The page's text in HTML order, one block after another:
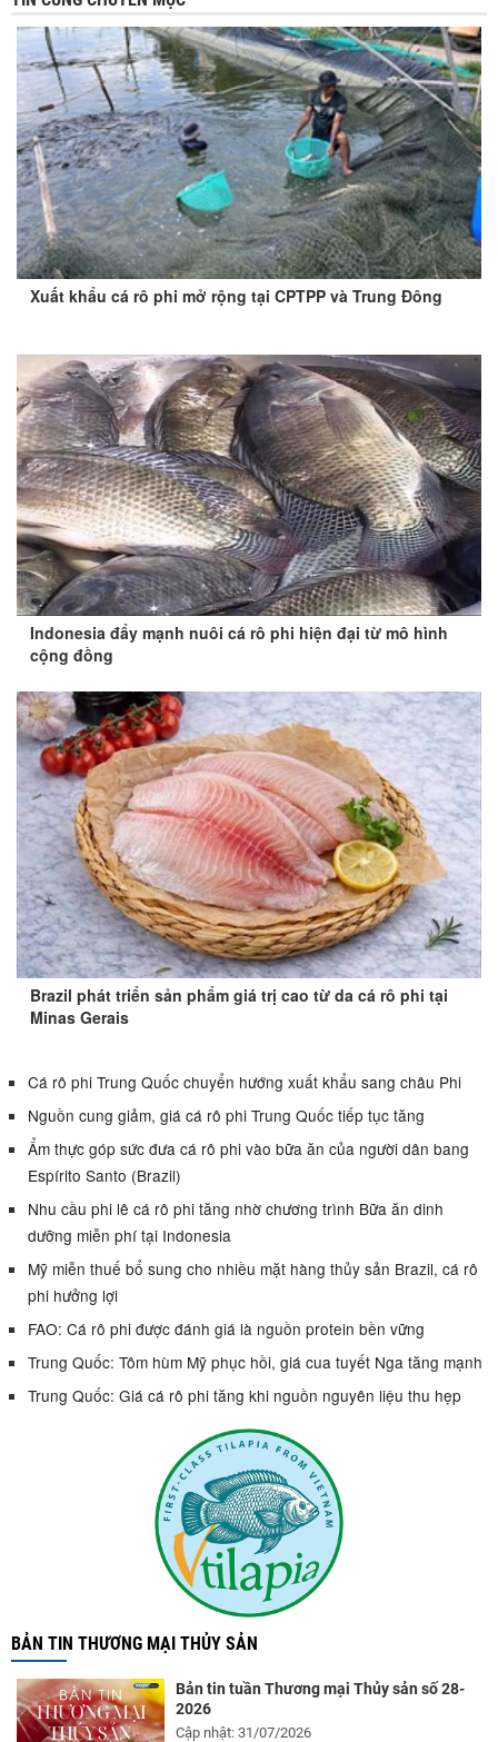
Xuất khẩu cá rô phi mở rộng tại CPTPP và Trung Đông
Indonesia đẩy mạnh nuôi cá rô phi hiện đại từ mô hình
cộng đồng
Brazil phát triển sản phẩm giá trị cao từ da cá rô phi tại
Minas Gerais
Cá rô phi Trung Quốc chuyển hướng xuất khẩu sang châu Phi
Nguồn cung giảm, giá cá rô phi Trung Quốc tiếp tục tăng
Ẩm thực góp sức đưa cá rô phi vào bữa ăn của người dân bang
Espírito Santo (Brazil)
Nhu cầu phi lê cá rô phi tăng nhờ chương trình Bữa ăn dinh
dưỡng miễn phí tại Indonesia
Mỹ miễn thuế bổ sung cho nhiều mặt hàng thủy sản Brazil, cá rô
phi hưởng lợi
FAO: Cá rô phi được đánh giá là nguồn protein bền vững
Trung Quốc: Tôm hùm Mỹ phục hồi, giá cua tuyết Nga tăng mạnh
Trung Quốc: Giá cá rô phi tăng khi nguồn nguyên liệu thu hẹp
BẢN TIN THƯƠNG MẠI THỦY SẢN
Bản tin tuần Thương mại Thủy sản số 28-
2026
Cập nhật: 31/07/2026